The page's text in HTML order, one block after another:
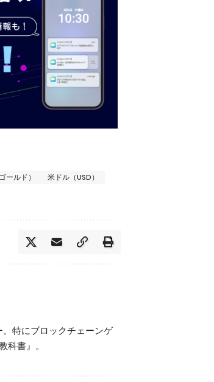
ールド）
米ドル（USD）
特にブロックチェーンゲ
書』。